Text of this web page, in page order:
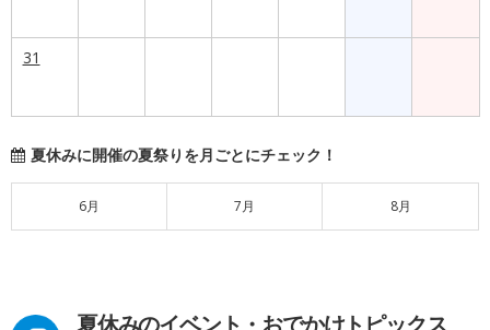
31
夏休みに開催の夏祭りを月ごとにチェック！
6月 7月 8月
夏休みのイベント・おでかけトピックス